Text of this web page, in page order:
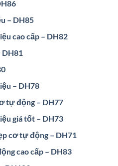
– DH85
cao cấp – DH82
DH81
– DH78
tự động – DH77
giá tốt – DH73
cơ tự động – DH71
cao cấp – DH83